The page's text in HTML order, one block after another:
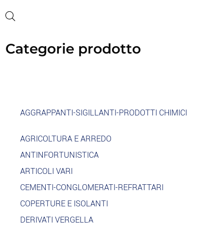
Categorie prodotto
AGGRAPPANTI-SIGILLANTI-PRODOTTI CHIMICI
AGRICOLTURA E ARREDO
ANTINFORTUNISTICA
ARTICOLI VARI
CEMENTI-CONGLOMERATI-REFRATTARI
COPERTURE E ISOLANTI
DERIVATI VERGELLA